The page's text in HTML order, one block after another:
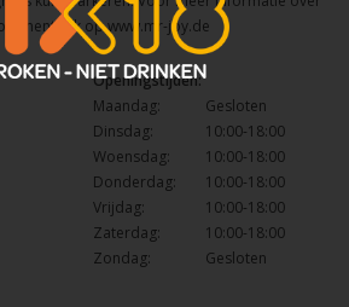
kijk opwww.mr-joy.de
Openingstijden:
Maandag:
Gesloten
Dinsdag:
10:00-18:00
Woensdag:
10:00-18:00
Donderdag:
10:00-18:00
Vrijdag:
10:00-18:00
Zaterdag:
10:00-18:00
Zondag:
Gesloten